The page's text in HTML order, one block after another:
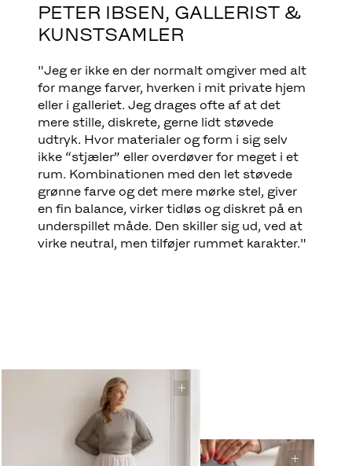
PETER IBSEN, GALLERIST &
KUNSTSAMLER
"Jeg er ikke en der normalt omgiver med alt
for mange farver, hverken i mit private hjem
eller i galleriet. Jeg drages ofte af at det
mere stille, diskrete, gerne lidt støvede
udtryk. Hvor materialer og form i sig selv
ikke “stjæler” eller overdøver for meget i et
rum. Kombinationen med den let støvede
grønne farve og det mere mørke stel, giver
en fin balance, virker tidløs og diskret på en
underspillet måde. Den skiller sig ud, ved at
virke neutral, men tilføjer rummet karakter."